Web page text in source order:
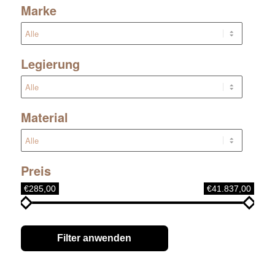
Marke
Legierung
Material
Preis
€285,00 €41.837,00
Filter anwenden